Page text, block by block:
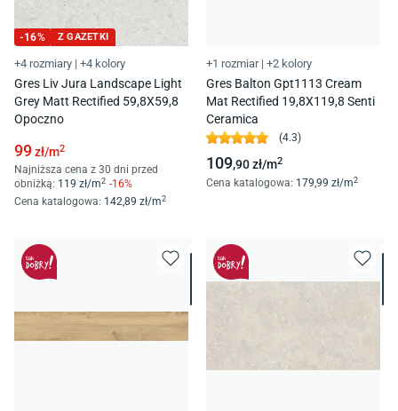
-16% Z GAZETKI
+4 rozmiary | +4 kolory
Gres Liv Jura Landscape Light
Grey Matt Rectified 59,8X59,8
Opoczno
99zł/m2
Najniższa cena z 30 dni przed
obniżką: 119 zł/m2 -16%
Cena katalogowa: 142,89 zł/m2
+1 rozmiar | +2 kolory
Gres Balton Gpt1113 Cream
Mat Rectified 19,8X119,8 Senti
Ceramica
(4.3)
109,90zł/m2
Cena katalogowa: 179,99 zł/m2